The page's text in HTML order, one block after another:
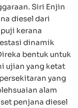
Siri Enjin
diesel dari
kerana
dinamik
bentuk untuk
ujian yang ketat
yang
alam
penjana diesel